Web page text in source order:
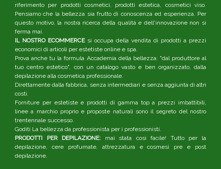
riferimento per prodotti cosmetici, prodotti estetica, cosmetici viso.
Pensiamo che la bellezza sia frutto di conoscenza ed esperienza. Per
questo motivo, la nostra ricerca della qualità e dell'innovazione non si
ferma mai.
IL NOSTRO ECOMMERCEsi occupa della vendita di prodotti a prezzi
economici di articoli per estetiste online e spa.
Prova anche tu la formula Accademia della bellezza: "dal produttore al
tuo centro estetico", con un catalogo vasto e ben organizzato, dalla
depilazione alla cosmetica professionale.
Direttamente dalla fabbrica, senza intermediari e senza aggiunta di altri
costi.
Forniture per estetiste e prodotti di gamma top a prezzi imbattibili,
linee a marchio proprio e proposte naturali sono il segreto del nostro
trentennale successo.
Goditi La bellezza da professionista per i professionisti.
PRODOTTI PER DEPILAZIONE: mai stata così facile! Tutto per la
depilazione, cere profumate, attrezzatura e cosmesi pre e post
depilazione.